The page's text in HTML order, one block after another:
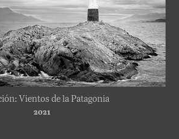
Vientos de la Patagonia
2021